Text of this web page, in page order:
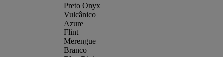
Preto Onyx
Vulcânico
Azure
Flint
Merengue
Branco